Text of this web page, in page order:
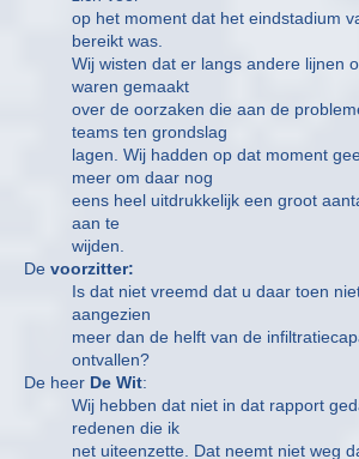
op het moment dat het eindstadium
bereikt was.
Wij wisten dat er langs andere lijnen
waren gemaakt
over de oorzaken die aan de
teams ten grondslag
lagen. Wij hadden op dat moment
meer om daar nog
eens heel uitdrukkelijk een groot
aan te
wijden.
De voorzitter:
Is dat niet vreemd dat u daar toen
aangezien
meer dan de helft van de
ontvallen?
De heer De Wit:
Wij hebben dat niet in dat rapport
redenen die ik
net uiteenzette. Dat neemt niet weg